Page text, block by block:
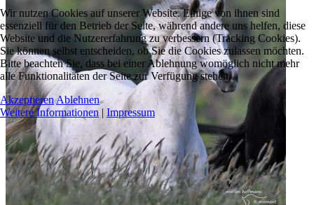
Wir nutzen Cookies auf unserer Website. Einige von ihnen sind
essenziell für den Betrieb der Seite, während andere uns helfen, diese
Website und die Nutzererfahrung zu verbessern (Tracking Cookies).
Sie können selbst entscheiden, ob Sie die Cookies zulassen möchten.
Bitte beachten Sie, dass bei einer Ablehnung womöglich nicht mehr
alle Funktionalitäten der Seite zur Verfügung stehen.
Akzeptieren Ablehnen
Weitere Informationen | Impressum